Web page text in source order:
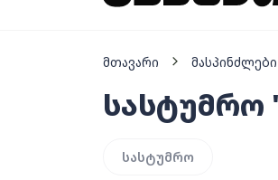
მთავარი მასპინძლები
სასტუმრო